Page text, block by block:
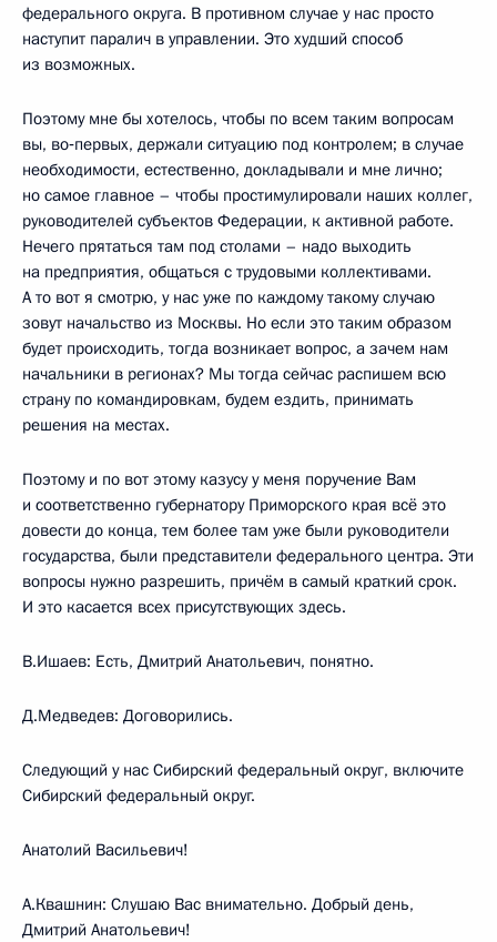
федерального округа. В противном случае у нас просто
наступит паралич в управлении. Это худший способ
из возможных.
Поэтому мне бы хотелось, чтобы по всем таким вопросам
вы, во‑первых, держали ситуацию под контролем; в случае
необходимости, естественно, докладывали и мне лично;
но самое главное – чтобы простимулировали наших коллег,
руководителей субъектов Федерации, к активной работе.
Нечего прятаться там под столами – надо выходить
на предприятия, общаться с трудовыми коллективами.
А то вот я смотрю, у нас уже по каждому такому случаю
зовут начальство из Москвы. Но если это таким образом
будет происходить, тогда возникает вопрос, а зачем нам
начальники в регионах? Мы тогда сейчас распишем всю
страну по командировкам, будем ездить, принимать
решения на местах.
Поэтому и по вот этому казусу у меня поручение Вам
и соответственно губернатору Приморского края всё это
довести до конца, тем более там уже были руководители
государства, были представители федерального центра. Эти
вопросы нужно разрешить, причём в самый краткий срок.
И это касается всех присутствующих здесь.
В.Ишаев: Есть, Дмитрий Анатольевич, понятно.
Д.Медведев: Договорились.
Следующий у нас Сибирский федеральный округ, включите
Сибирский федеральный округ.
Анатолий Васильевич!
А.Квашнин: Слушаю Вас внимательно. Добрый день,
Дмитрий Анатольевич!